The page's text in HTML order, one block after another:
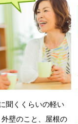
聞くくらいの軽い
壁のこと、屋根の